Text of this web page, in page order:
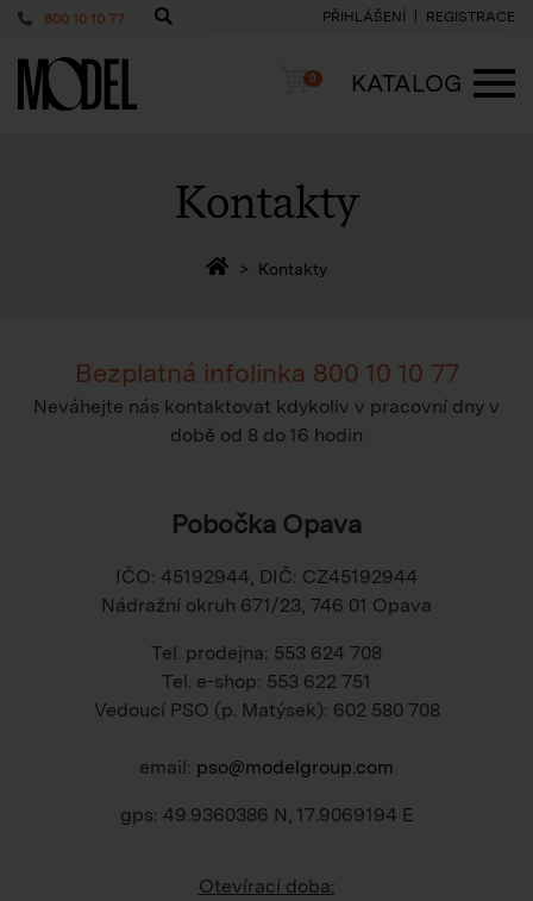
800 10 10 77 PŘIHLÁŠENÍ REGISTRACE
PackShop Košík
0
KATALOG
Kontakty
Zpět na homepage
Kontakty
Bezplatná infolinka 800 10 10 77
Neváhejte nás kontaktovat kdykoliv v pracovní dny v
době od 8 do 16 hodin
Pobočka Opava
IČO: 45192944, DIČ: CZ45192944
Nádražní okruh 671/23, 746 01 Opava
Tel. prodejna: 553 624 708
Tel. e-shop: 553 622 751
Vedoucí PSO (p. Matýsek): 602 580 708
email: pso@modelgroup.com
gps: 49.9360386 N, 17.9069194 E
Otevírací doba: